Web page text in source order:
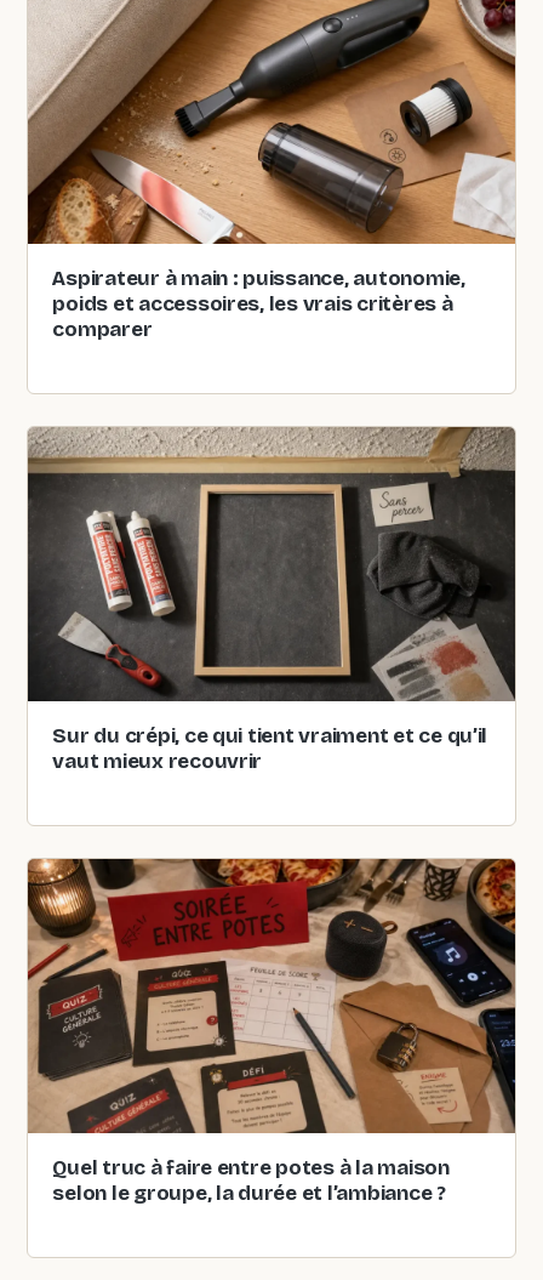
Aspirateur à main : puissance, autonomie,
poids et accessoires, les vrais critères à
comparer
Sur du crépi, ce qui tient vraiment et ce qu’il
vaut mieux recouvrir
Quel truc à faire entre potes à la maison
selon le groupe, la durée et l’ambiance ?